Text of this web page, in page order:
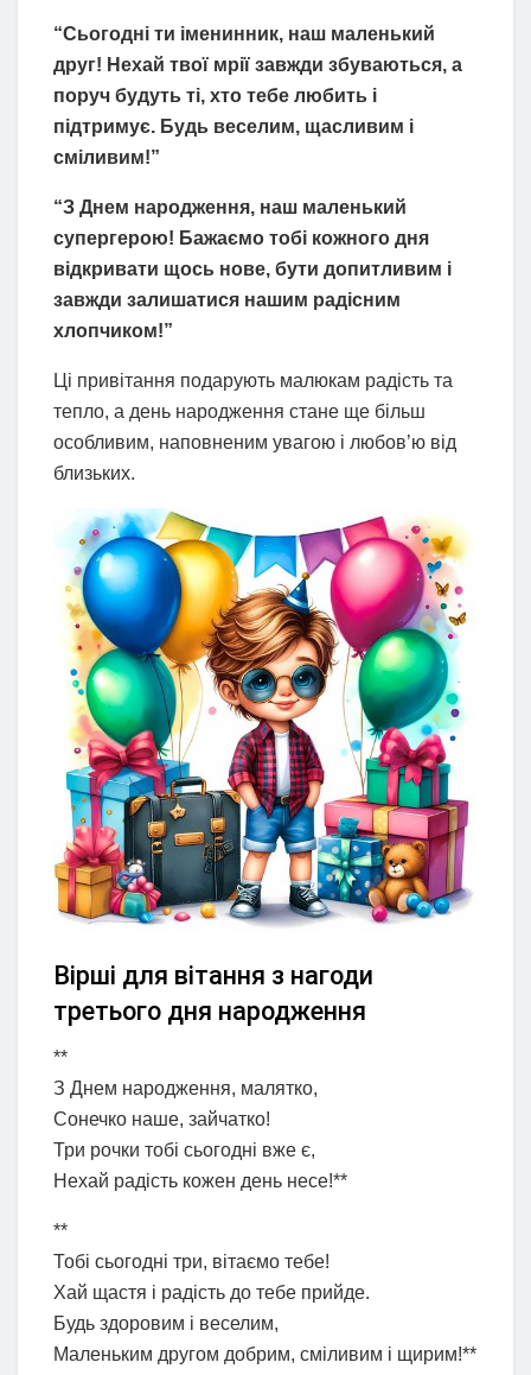
“Сьогодні ти іменинник, наш маленький
друг! Нехай твої мрії завжди збуваються, а
поруч будуть ті, хто тебе любить і
підтримує. Будь веселим, щасливим і
сміливим!”
“З Днем народження, наш маленький
супергерою! Бажаємо тобі кожного дня
відкривати щось нове, бути допитливим і
завжди залишатися нашим радісним
хлопчиком!”
Ці привітання подарують малюкам радість та
тепло, а день народження стане ще більш
особливим, наповненим увагою і любов’ю від
близьких.
Вірші для вітання з нагоди
третього дня народження
**
З Днем народження, малятко,
Сонечко наше, зайчатко!
Три рочки тобі сьогодні вже є,
Нехай радість кожен день несе!**
**
Тобі сьогодні три, вітаємо тебе!
Хай щастя і радість до тебе прийде.
Будь здоровим і веселим,
Маленьким другом добрим, сміливим і щирим!**